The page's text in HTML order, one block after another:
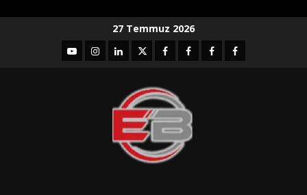
27 Temmuz 2026
YouTubeInstagram
LinkedIntwitterfacebook-Facebook-
Facebook-Facebook-